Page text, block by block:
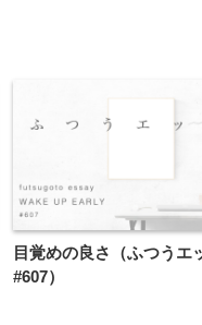
目覚めの良さ（ふつうエ
#607）